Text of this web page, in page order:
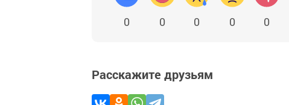
0 0 0 0 0
Расскажите друзьям